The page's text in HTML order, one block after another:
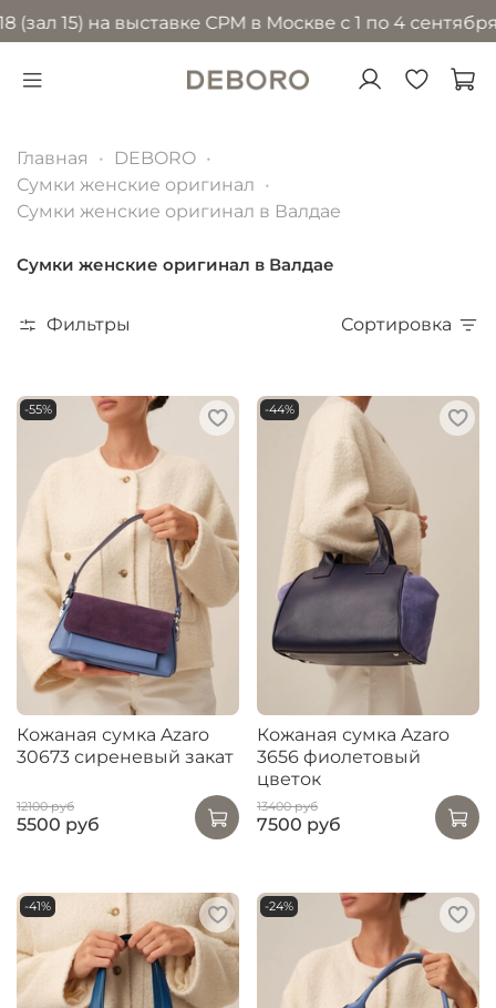
на выставке CPM в Москве с 1 по 4 сентября
Главная
DEBORO
Сумки женские оригинал
Сумки женские оригинал в Валдае
Сумки женские оригинал в Валдае
Фильтры Сортировка
-55%
Кожаная сумка Azaro
30673 сиреневый закат
12100 руб
5500 руб
-44%
Кожаная сумка Azaro
3656 фиолетовый
цветок
13400 руб
7500 руб
-41% -24%